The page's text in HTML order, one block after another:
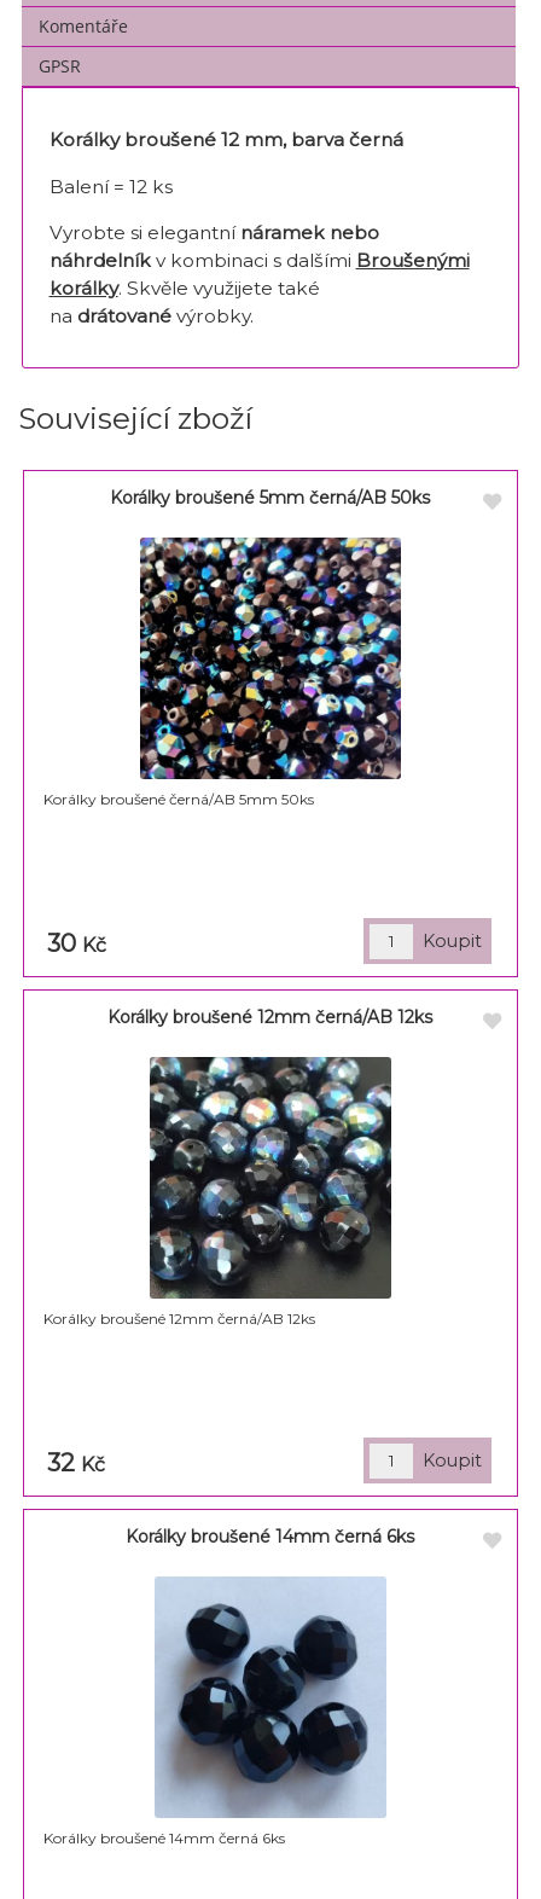
Komentáře
GPSR
Korálky broušené 12 mm, barva černá
Balení = 12 ks
Vyrobte si elegantnínáramek nebo
náhrdelníkv kombinaci s dalšími Broušenými
korálky. Skvěle využijete také
na drátovanévýrobky.
Související zboží
Korálky broušené 5mm černá/AB 50ks
Korálky broušené černá/AB 5mm 50ks
30 Kč
Korálky broušené 12mm černá/AB 12ks
Korálky broušené 12mm černá/AB 12ks
32 Kč
Korálky broušené 14mm černá 6ks
Korálky broušené 14mm černá 6ks